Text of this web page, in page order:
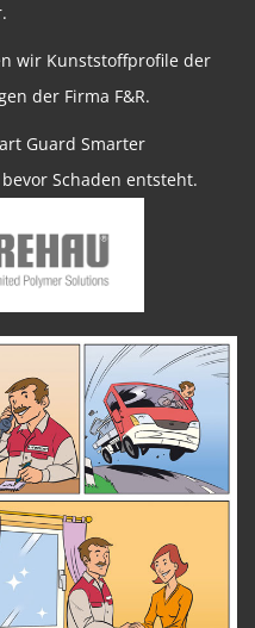
wir Kunststoffprofile der
der Firma F&R.
Guard Smarter
Schaden entsteht.